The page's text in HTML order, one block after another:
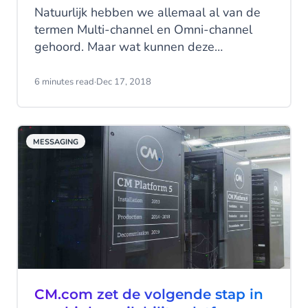
Natuurlijk hebben we allemaal al van de
termen Multi-channel en Omni-channel
gehoord. Maar wat kunnen deze
bedrijf betekenen? Voor een antwoord op
leggen we uit waar het allemaal om
draait.
6 minutes read·Dec 17, 2018
MESSAGING
CM.com zet de volgende stap in